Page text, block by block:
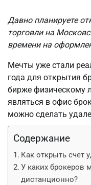
Давно планируете
торговли на
времени на
Мечты уже стали
года для открытия
бирже физическому
являться в офис
можно сделать
Содержание
Как открыть счет
У каких брокеров
дистанционно?